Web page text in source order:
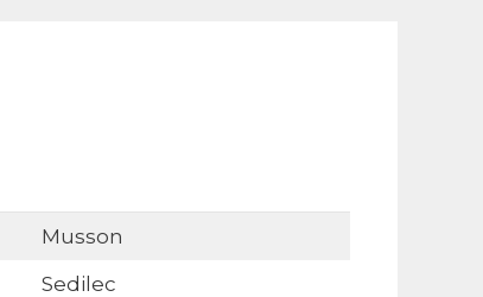
Musson
Sedilec